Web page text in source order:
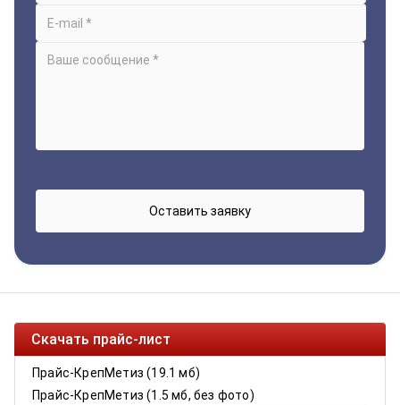
Скачать прайс-лист
Прайс-КрепМетиз (19.1 мб)
Прайс-КрепМетиз (1.5 мб, без фото)